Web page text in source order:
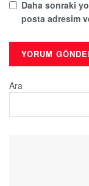
Daha sonraki
posta adresim
Ara